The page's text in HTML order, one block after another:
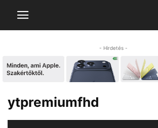
- Hirdetés -
ytpremiumfhd